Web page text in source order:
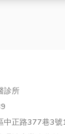
診所
中正路377巷3